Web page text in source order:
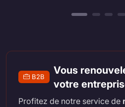
B2B
Vous
votre
Profitez de notre service de